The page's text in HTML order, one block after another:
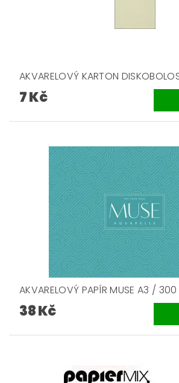
AKVARELOVÝ KARTON
7 Kč
AKVARELOVÝ PAPÍR MUSE A3 /
38 Kč